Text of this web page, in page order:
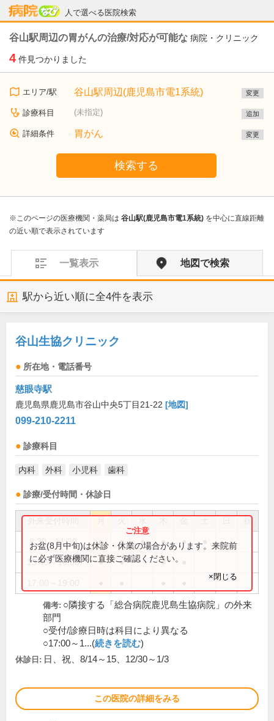
人で選べる医院検索
病院なび
谷山駅周辺の胃がんの治療/対応が可能な 病院・クリニック
4 件見つかりました
エリア/駅 谷山駅周辺(鹿児島市電1系統) 変更
診療科目 (未指定) 追加
詳細条件 胃がん 変更
検索する
※このページの医療機関・薬局は 谷山駅(鹿児島市電1系統) を中心に直線距離
の近い順で表示されています
一覧表示 地図で検索
駅から近い順に全4件を表示
谷山生協クリニック
所在地・電話番号
慈眼寺駅
鹿児島県鹿児島市谷山中央5丁目21-22 [地図]
099-210-2211
診療科目
内科 外科 小児科 歯科
診療/受付時間・休診日
祝
8:30～11:30 ● ● ● ● ●
13:45～16:00 ● ● ●
お盆(8月中旬)は休診・休業の場合があります。来院前
に必ず医療機関に直接ご確認ください。
×閉じる
備考: ○隣接する「総合病院鹿児島生協病院」の外来
部門
○受付/診療日時は科目により異なる
○17:00～1...(続きを読む)
休診日: 日、祝、8/14～15、12/30～1/3
この医院の詳細をみる